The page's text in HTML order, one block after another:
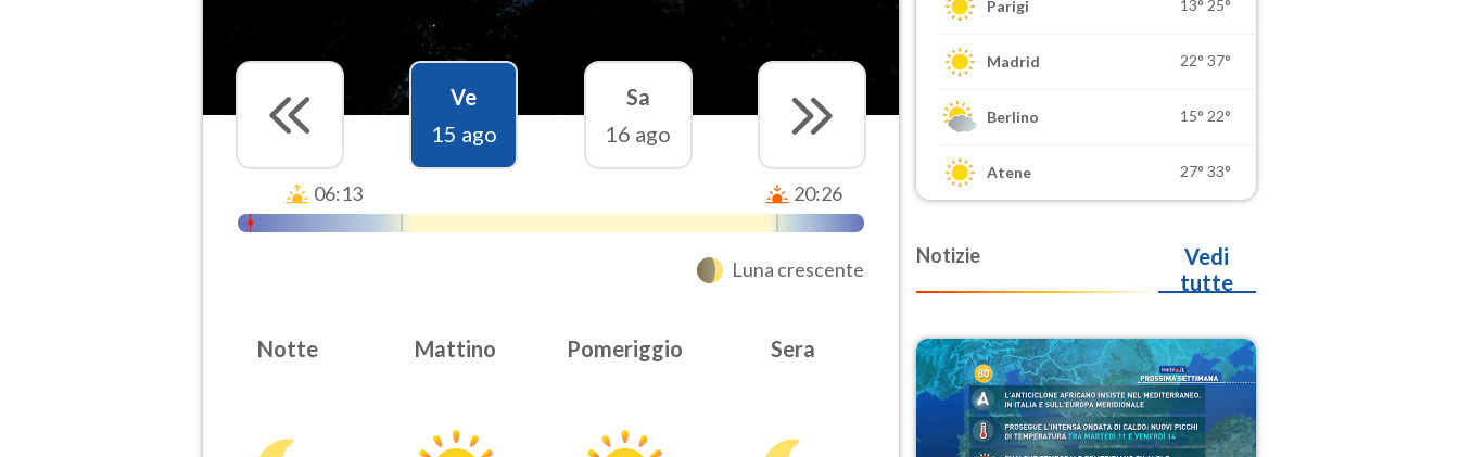
Ve
15 ago
Sa
16 ago
06:13 20:26
Luna crescente
Notte Mattino Pomeriggio Sera
Parigi 13° 25°
Madrid 22° 37°
Berlino 15° 22°
Atene 27° 33°
Notizie
Vedi
tutte